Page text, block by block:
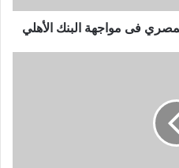
فى مواجهة البنك الأهلي